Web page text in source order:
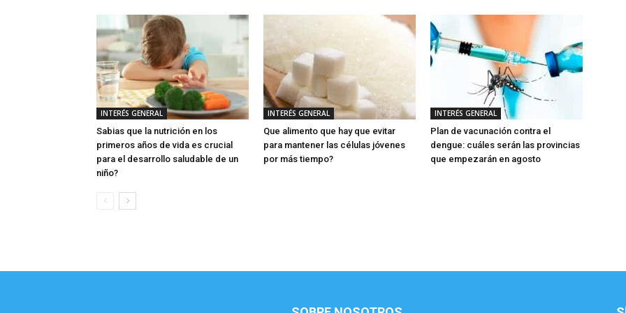
INTERÉS GENERAL
Sabias que la nutrición en los
primeros años de vida es crucial
para el desarrollo saludable de un
niño?
INTERÉS GENERAL
Que alimento que hay que evitar
para mantener las células jóvenes
por más tiempo?
INTERÉS GENERAL
Plan de vacunación contra el
dengue: cuáles serán las provincias
que empezarán en agosto